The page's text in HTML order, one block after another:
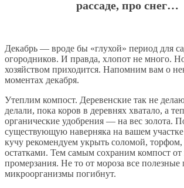
рассаде, про снег…
Декабрь — вроде бы «глухой» период для
огородников. И правда, хлопот не много. Но
хозяйством приходится. Напомним вам о
моментах декабря.
Утеплим компост. Деревенские так не
делали, пока коров в деревнях хватало, а
органические удобрения — на вес золота.
существующую наверняка на вашем
кучу рекомендуем укрыть соломой,
остатками. Тем самым сохраним компост от
промерзания. Не то от мороза все
микроорганизмы погибнут.